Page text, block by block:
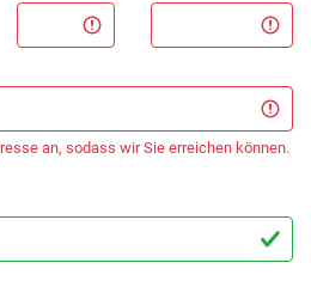
an, sodass wir Sie erreichen können.